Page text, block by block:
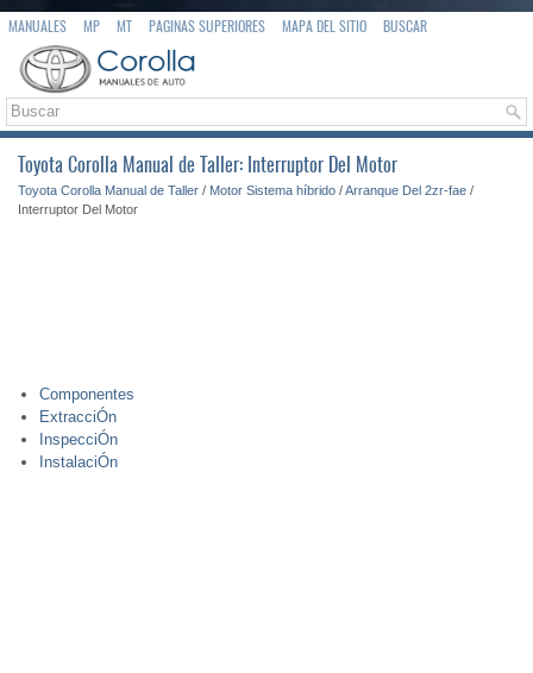
MANUALES MP MT PAGINAS SUPERIORES MAPA DEL SITIO BUSCAR
Toyota Corolla Manual de Taller: Interruptor Del Motor
Toyota Corolla Manual de Taller / Motor Sistema híbrido /Arranque Del 2zr-fae /
Interruptor Del Motor
Componentes
ExtracciÓn
InspecciÓn
InstalaciÓn